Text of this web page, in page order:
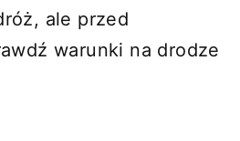
ale przed
warunki na drodze